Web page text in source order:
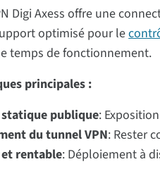
Digi Axess offre une
optimisé pour le
temps de fonctionnement.
principales :
statique publique:
du tunnel VPN: Rester
rentable: Déploiement à